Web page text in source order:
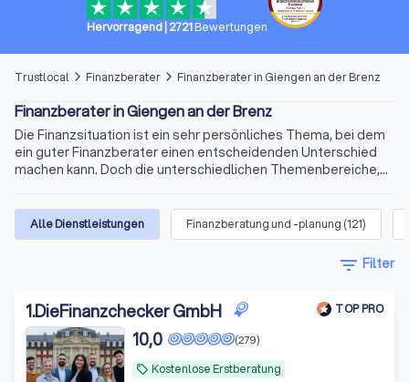
Hervorragend| 2721 Bewertungen
Trustlocal arrow_forward_ios Finanzberater arrow_forward_ios Finanzberater in Giengen an der Brenz
Finanzberater in Giengen an der Brenz
Die Finanzsituation ist ein sehr persönliches Thema, bei dem
ein guter Finanzberater einen entscheidenden Unterschied
machen kann. Doch die unterschiedlichen Themenbereiche,
nach dem richtigen Berater schnell kompliziert. Wir bieten
Ihnen für Ihre Finanzen Experten für Versicherungen,
Immobilienfinanzierungen, Geldanlagen, Altersvorsorge und
vieles mehr. Finden Sie jetzt mit Trustlocal den besten
Alle Dienstleistungen Finanzberatung und -planung (121)
filter_list Filter
1.DieFinanzchecker GmbH TOP PRO
local_offer Kostenlose Erstberatung
(279)
10,0